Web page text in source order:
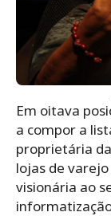
Em oitava
a compor a
proprietária
lojas de
visionária ao